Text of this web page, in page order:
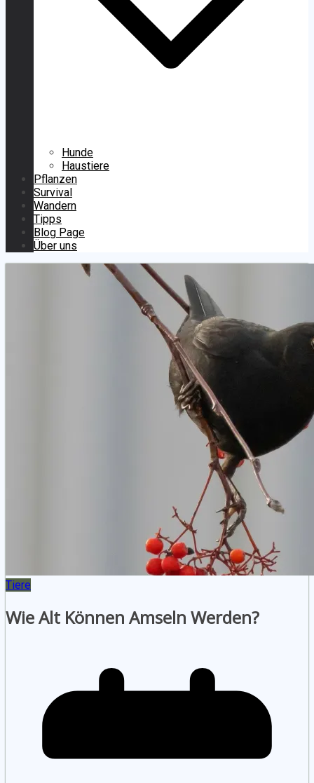
Hunde
Haustiere
Pflanzen
Survival
Wandern
Tipps
Blog Page
Über uns
Tiere
Wie Alt Können Amseln Werden?